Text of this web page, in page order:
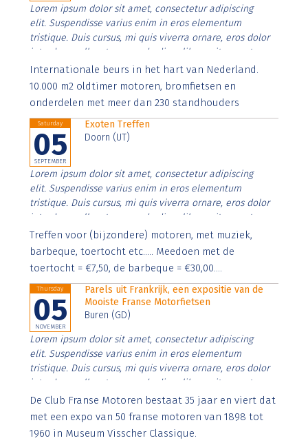
Lorem ipsum dolor sit amet, consectetur adipiscing
elit. Suspendisse varius enim in eros elementum
tristique. Duis cursus, mi quis viverra ornare, eros dolor
interdum nulla, ut commodo diam libero vitae erat.
Aenean faucibus nibh et justo cursus id rutrum lorem
imperdiet. Nunc ut sem vitae risus tristique posuere.
Internationale beurs in het hart van Nederland.
10.000 m2 oldtimer motoren, bromfietsen en
onderdelen met meer dan 230 standhouders
Saturday
05
SEPTEMBER
Exoten Treffen
Doorn (UT)
Lorem ipsum dolor sit amet, consectetur adipiscing
elit. Suspendisse varius enim in eros elementum
tristique. Duis cursus, mi quis viverra ornare, eros dolor
interdum nulla, ut commodo diam libero vitae erat.
Aenean faucibus nibh et justo cursus id rutrum lorem
imperdiet. Nunc ut sem vitae risus tristique posuere.
Treffen voor (bijzondere) motoren, met muziek,
barbeque, toertocht etc..... Meedoen met de
toertocht = €7,50, de barbeque = €30,00....
Thursday
05
NOVEMBER
Parels uit Frankrijk, een expositie van de
Mooiste Franse Motorfietsen
Buren (GD)
Lorem ipsum dolor sit amet, consectetur adipiscing
elit. Suspendisse varius enim in eros elementum
tristique. Duis cursus, mi quis viverra ornare, eros dolor
interdum nulla, ut commodo diam libero vitae erat.
Aenean faucibus nibh et justo cursus id rutrum lorem
imperdiet. Nunc ut sem vitae risus tristique posuere.
De Club Franse Motoren bestaat 35 jaar en viert dat
met een expo van 50 franse motoren van 1898 tot
1960 in Museum Visscher Classique.